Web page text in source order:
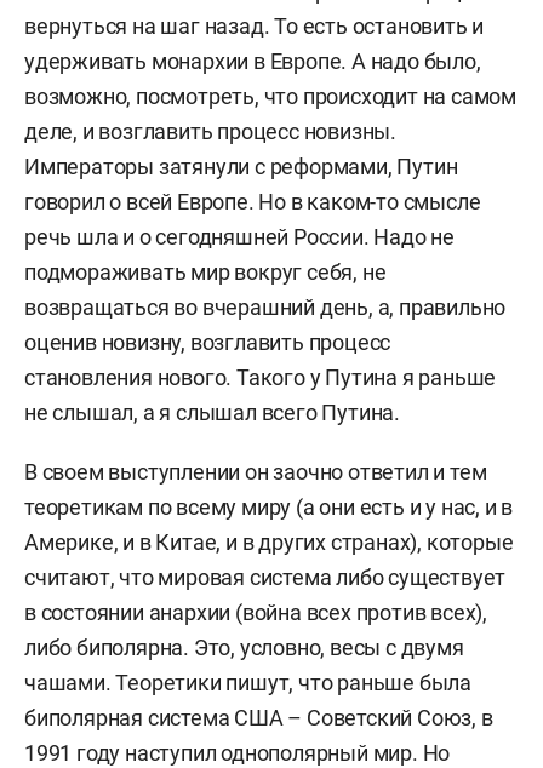
вернуться на шаг назад. То есть остановить и
удерживать монархии в Европе.А надо было,
возможно, посмотреть, что происходит на самом
деле, и возглавить процесс новизны.
Императоры затянули с реформами, Путин
говорил о всей Европе. Но в каком-то смысле
речь шла и о сегодняшней России. Надо не
подмораживать мир вокруг себя, не
возвращаться во вчерашний день, а, правильно
оценив новизну, возглавить процесс
становления нового. Такого у Путина я раньше
не слышал, а я слышал всего Путина.
В своем выступлении он заочно ответил и тем
теоретикам по всему миру (а они есть и у нас, и в
Америке, и в Китае, и в других странах), которые
считают, что мировая система либо существует
в состоянии анархии (война всех против всех),
либо биполярна. Это, условно, весы с двумя
чашами. Теоретики пишут, что раньше была
биполярная система США – Советский Союз, в
1991 году наступил однополярный мир. Но